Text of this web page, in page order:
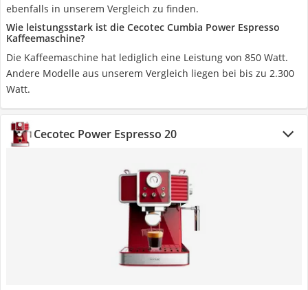
ebenfalls in unserem Vergleich zu finden.
Wie leistungsstark ist die Cecotec Cumbia Power Espresso
Kaffeemaschine?
Die Kaffeemaschine hat lediglich eine Leistung von 850 Watt.
Andere Modelle aus unserem Vergleich liegen bei bis zu 2.300
Watt.
Cecotec ‎Power Espresso 20